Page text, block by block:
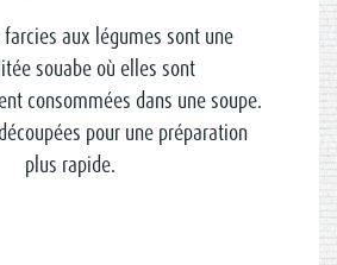
aux légumes sont une
souabe où elles sont
consommées dans une soupe.
pour une préparation
plus rapide.